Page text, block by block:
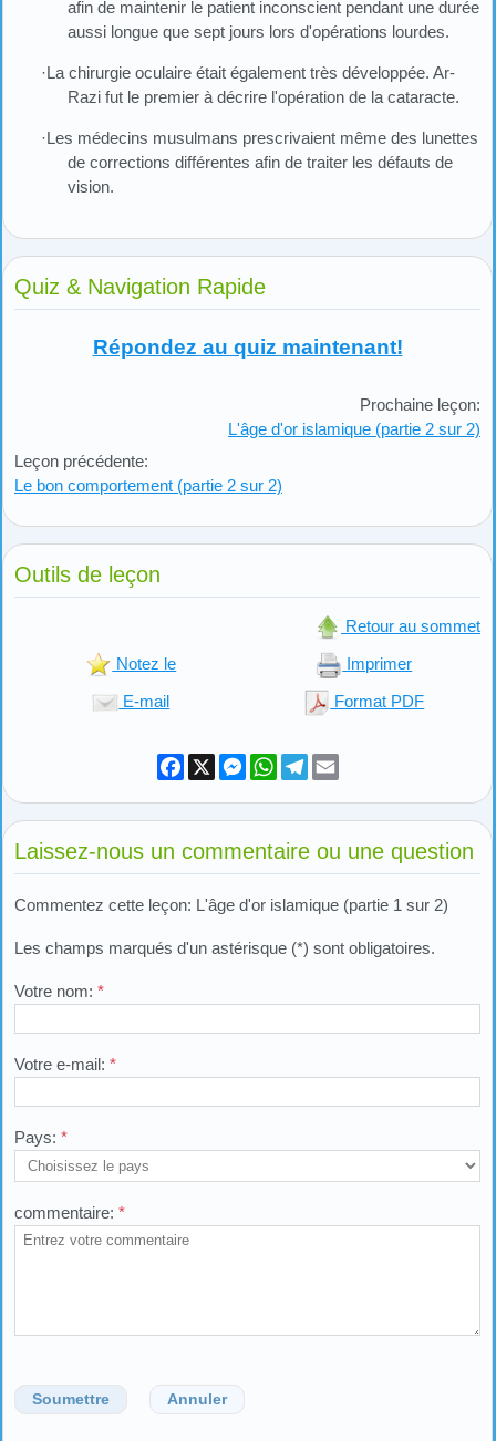
afin de maintenir le patient inconscient pendant une durée
aussi longue que sept jours lors d'opérations lourdes.
·La chirurgie oculaire était également très développée. Ar-
Razi fut le premier à décrire l'opération de la cataracte.
·Les médecins musulmans prescrivaient même des lunettes
de corrections différentes afin de traiter les défauts de
vision.
Quiz & Navigation Rapide
Répondez au quiz maintenant!
Leçon précédente:
Le bon comportement (partie 2 sur 2)
Prochaine leçon:
L'âge d'or islamique (partie 2 sur 2)
Outils de leçon
Retour au sommet
Notez le Imprimer
E-mail Format PDF
Facebook
X Messenger
WhatsApp
Telegram
Laissez-nous un commentaire ou une question
Commentez cette leçon: L'âge d'or islamique (partie 1 sur 2)
Les champs marqués d'un astérisque (*) sont obligatoires.
Votre nom: *
Votre e-mail: *
Pays: *
commentaire: *
Soumettre Annuler